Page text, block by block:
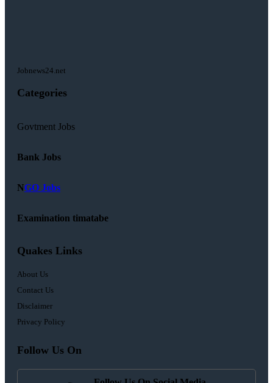
Jobnews24.net
Categories
Govtment Jobs
Bank Jobs
NGO Jobs
Examination timatabe
Quakes Links
About Us
Contact Us
Disclaimer
Privacy Policy
Follow Us On